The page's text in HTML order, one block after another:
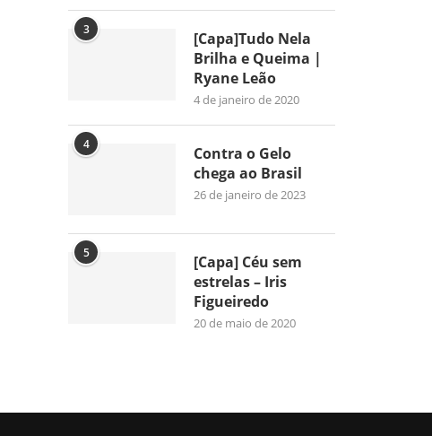
3
[Capa]Tudo Nela
Brilha e Queima |
Ryane Leão
4 de janeiro de 2020
4
Contra o Gelo
chega ao Brasil
26 de janeiro de 2023
5
[Capa] Céu sem
estrelas – Iris
Figueiredo
20 de maio de 2020